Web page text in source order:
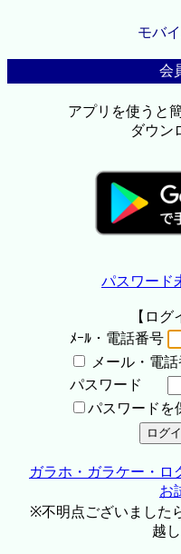
モバ
会
アプリを使うと
ダウン
パスワード
【ログ
ﾒｰﾙ・電話番号
メール・電
パスワード
パスワードを
ガラホ・ガラケー・ロ
お
※不明点ございました
越